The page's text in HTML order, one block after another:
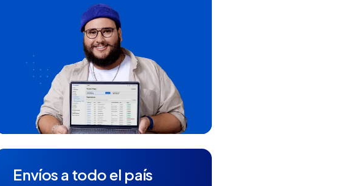
Envíos a todo el país